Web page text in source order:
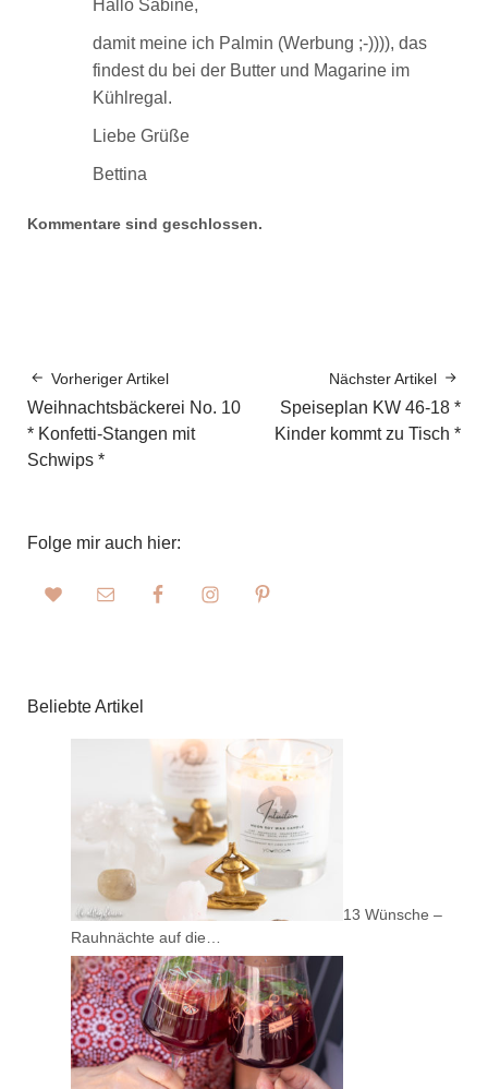
Hallo Sabine,
damit meine ich Palmin (Werbung ;-)))), das
findest du bei der Butter und Magarine im
Kühlregal.
Liebe Grüße
Bettina
Kommentare sind geschlossen.
Vorheriger Artikel
Weihnachtsbäckerei No. 10
* Konfetti-Stangen mit
Schwips *
Nächster Artikel
Speiseplan KW 46-18 *
Kinder kommt zu Tisch *
Folge mir auch hier:
Beliebte Artikel
13 Wünsche –
Rauhnächte auf die…